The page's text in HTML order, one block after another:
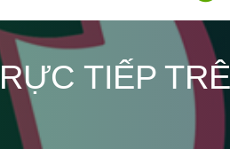
TIẾP